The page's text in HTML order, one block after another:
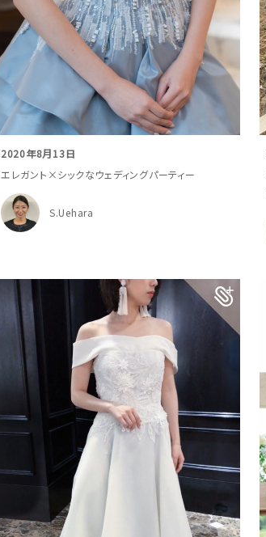
2020年8月13日
エレガント×シックなウェディングパーティー
S.Uehara